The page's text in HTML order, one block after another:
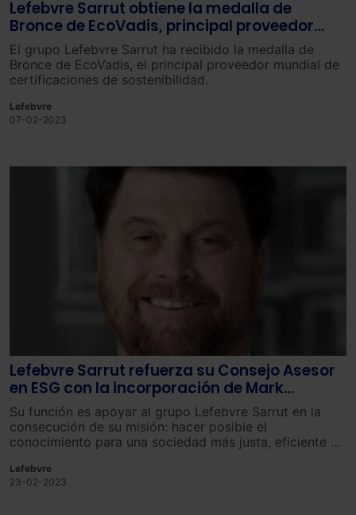
Lefebvre Sarrut obtiene la medalla de
Bronce de EcoVadis, principal proveedor
mundial de calificaciones de sostenibilidad
El grupo Lefebvre Sarrut ha recibido la medalla de
Bronce de EcoVadis, el principal proveedor mundial de
certificaciones de sostenibilidad.
Lefebvre
07-02-2023
Lefebvre Sarrut refuerza su Consejo Asesor
en ESG con la incorporación de Mark
Schlageter
Su función es apoyar al grupo Lefebvre Sarrut en la
consecución de su misión: hacer posible el
conocimiento para una sociedad más justa, eficiente y
Lefebvre
23-02-2023